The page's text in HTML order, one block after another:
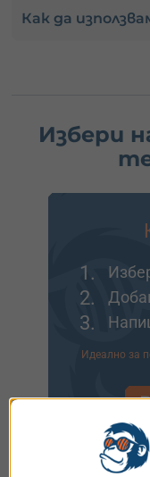
Как да
Избери
1.
2.
3.
Идеално за